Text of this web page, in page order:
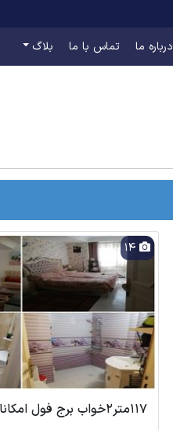
درباره ما تماس با ما بلاگ
117متر2خواب برج فول امکانات